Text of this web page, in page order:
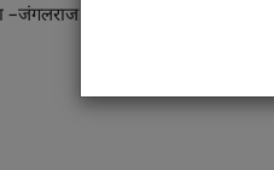
की वापसी किसी कीमत पर